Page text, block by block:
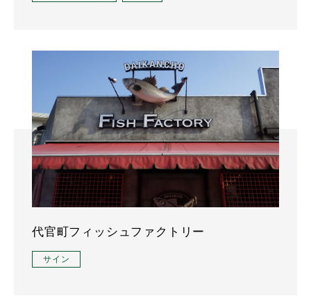
代官町フィッシュファクトリー
サイン